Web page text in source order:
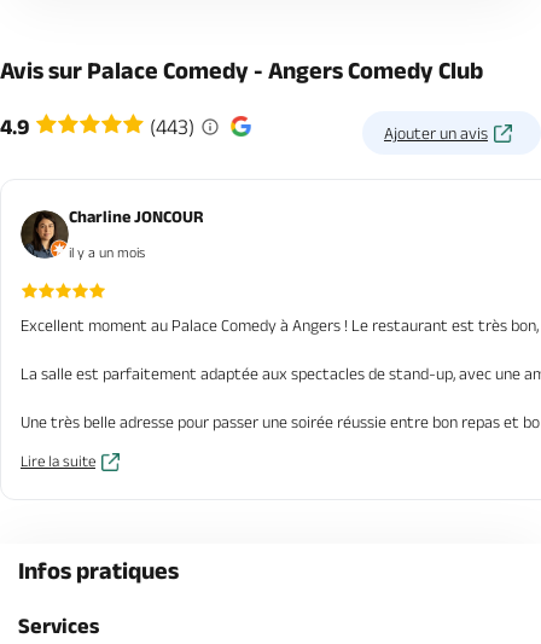
Avis sur Palace Comedy - Angers Comedy Club
4.9 (443) Ajouter un avis
Charline JONCOUR
il y a un mois
Excellent moment au Palace Comedy à Angers ! Le restaurant est très
La salle est parfaitement adaptée aux spectacles de stand-up, avec une
Une très belle adresse pour passer une soirée réussie entre bon repas et
Lire la suite
Infos pratiques
Services